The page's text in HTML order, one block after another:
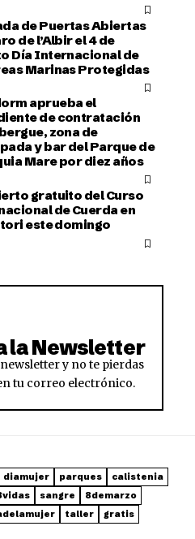
de Puertas Abiertas
de l’Albir el 4 de
Día Internacional de
Marinas Protegidas
aprueba el
de contratación
zona de
y bar del Parque de
Mare por diez años
gratuito del Curso
de Cuerda en
este domingo
la Newsletter
y no te pierdas
tu correo electrónico.
diamujer parques
calistenia
sangre
8demarzo
taller
gratis